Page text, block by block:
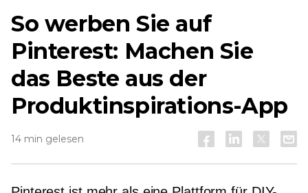
So werben Sie auf
Pinterest: Machen Sie
das Beste aus der
Produktinspirations-App
14 min gelesen